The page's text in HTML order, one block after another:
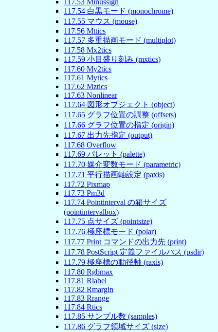
117.53 Minussign
117.54 白黒モード (monochrome)
117.55 マウス (mouse)
117.56 Mttics
117.57 多重描画モード (multiplot)
117.58 Mx2tics
117.59 小目盛り刻み (mxtics)
117.60 My2tics
117.61 Mytics
117.62 Mztics
117.63 Nonlinear
117.64 図形オブジェクト (object)
117.65 グラフ位置の調整 (offsets)
117.66 グラフ位置の指定 (origin)
117.67 出力先指定 (output)
117.68 Overflow
117.69 パレット (palette)
117.70 媒介変数モード (parametric)
117.71 平行描画軸設定 (paxis)
117.72 Pixmap
117.73 Pm3d
117.74 Pointinterval の箱サイズ
(pointintervalbox)
117.75 点サイズ (pointsize)
117.76 極座標モード (polar)
117.77 Print コマンドの出力先 (print)
117.78 PostScript 定義ファイルパス (psdir)
117.79 極座標の動径軸 (raxis)
117.80 Rgbmax
117.81 Rlabel
117.82 Rmargin
117.83 Rrange
117.84 Rtics
117.85 サンプル数 (samples)
117.86 グラフ領域サイズ (size)